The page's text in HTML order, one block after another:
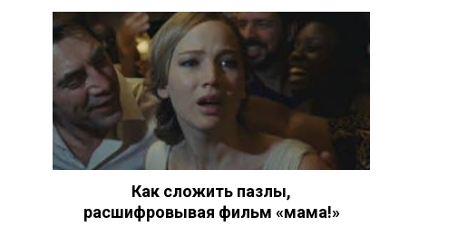
Как сложить пазлы,
расшифровывая фильм «мама!»